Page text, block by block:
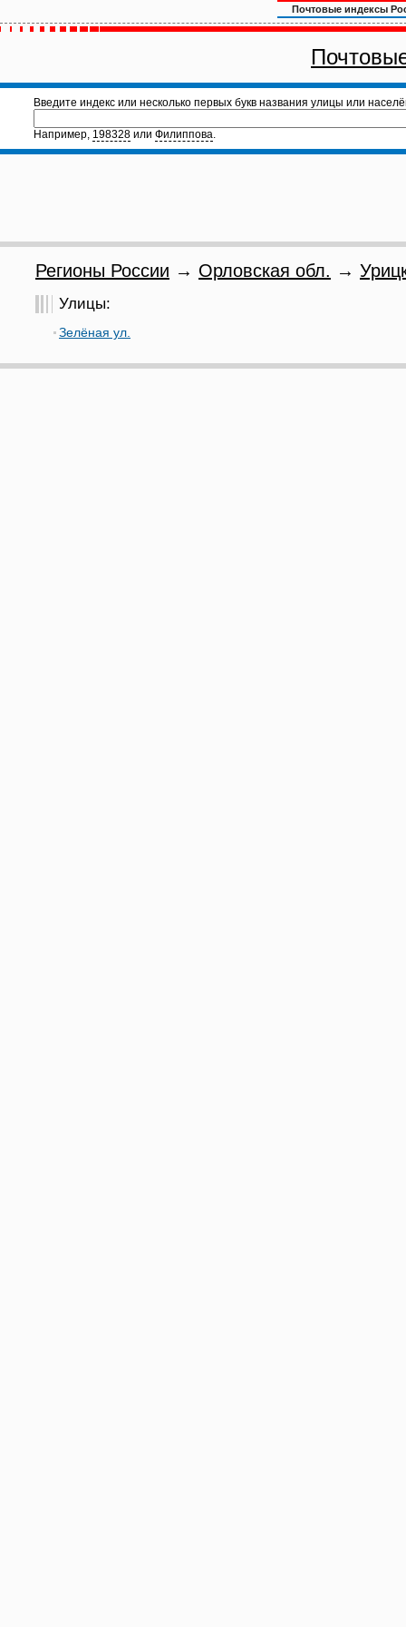
Почтовые индексы
Введите индекс или несколько первых букв названия улицы или
Например, 198328 или Филиппова.
Регионы России → Орловская обл. →
Улицы:
Зелёная ул.